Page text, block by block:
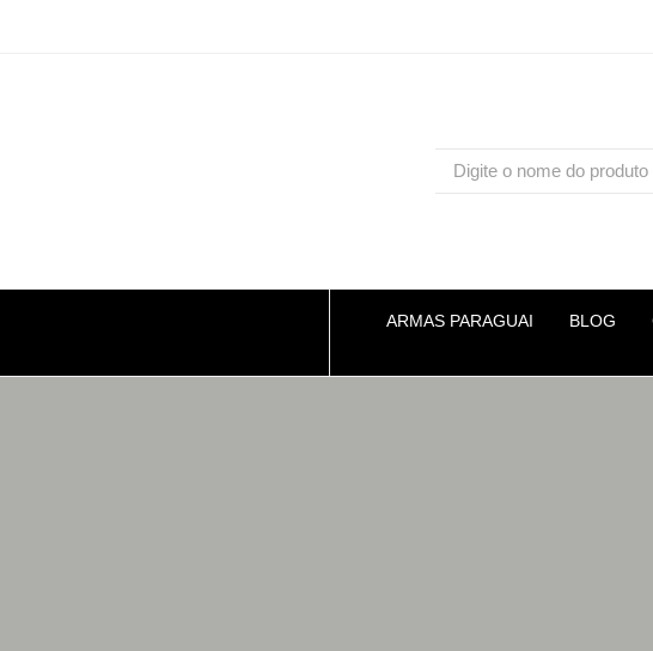
ARMAS PARAGUAI BLOG